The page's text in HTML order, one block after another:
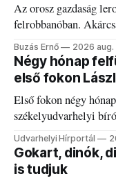
Az orosz gazdaság
felrobbanóban.
elégedetlen
Buzás Ernő 2026 aug.
Négy hónap
első fokon
Első fokon négy
székelyudvarhelyi
Udvarhelyi Hírportál
Gokart, dinók,
is tudjuk